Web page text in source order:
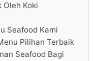
Oleh Koki
Seafood Kami
Pilihan Terbaik
Seafood Bagi